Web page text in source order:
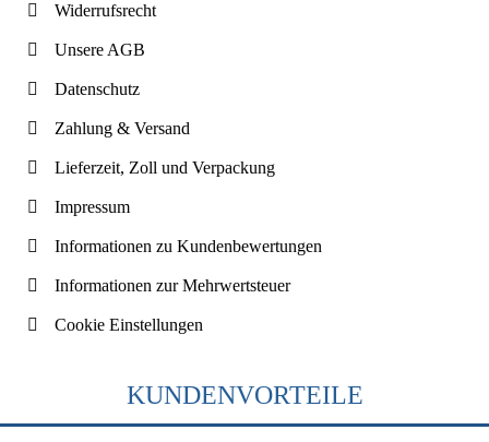
Widerrufsrecht
Unsere AGB
Datenschutz
Zahlung & Versand
Lieferzeit, Zoll und Verpackung
Impressum
Informationen zu Kundenbewertungen
Informationen zur Mehrwertsteuer
Cookie Einstellungen
KUNDENVORTEILE